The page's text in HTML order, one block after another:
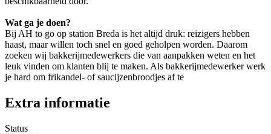
Wat ga je doen?
Bij AH to go op station Breda is het altijd druk: reizigers hebben
haast, maar willen toch snel en goed geholpen worden. Daarom
zoeken wij bakkerijmedewerkers die van aanpakken weten en het
leuk vinden om klanten blij te maken. Als bakkerijmedewerker werk
je hard om frikandel- of saucijzenbroodjes af te
Extra informatie
Status